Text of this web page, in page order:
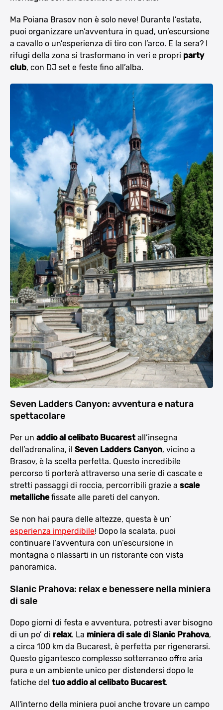
Ma Poiana Brasov non è solo neve! Durante l’estate,
puoi organizzare un’avventura in quad, un’escursione
a cavallo o un’esperienza di tiro con l’arco. E la sera? I
rifugi della zona si trasformano in veri e propri party
club, con DJ set e feste fino all’alba.
Seven Ladders Canyon: avventura e natura
spettacolare
Per un addio al celibato Bucarestall’insegna
dell’adrenalina, il Seven Ladders Canyon, vicino a
Brasov, è la scelta perfetta. Questo incredibile
percorso ti porterà attraverso una serie di cascate e
stretti passaggi di roccia, percorribili grazie a scale
metallichefissate alle pareti del canyon.
Se non hai paura delle altezze, questa è un’
esperienza imperdibile! Dopo la scalata, puoi
continuare l’avventura con un’escursione in
montagna o rilassarti in un ristorante con vista
panoramica.
Slanic Prahova: relax e benessere nella miniera
di sale
Dopo giorni di festa e avventura, potresti aver bisogno
di un po’ di relax. La miniera di sale di Slanic Prahova,
a circa 100 km da Bucarest, è perfetta per rigenerarsi.
Questo gigantesco complesso sotterraneo offre aria
pura e un ambiente unico per distendersi dopo le
fatiche del tuo addio al celibato Bucarest.
All'interno della miniera puoi anche trovare un campo